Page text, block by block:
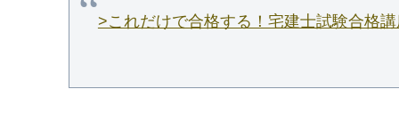
>これだけで合格する！宅建士試験合格